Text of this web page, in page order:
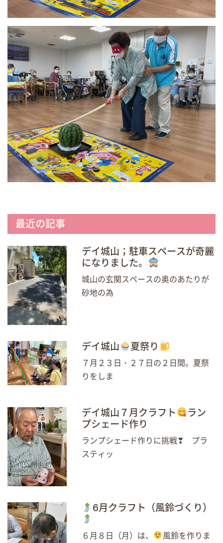
最近の記事
デイ城山；駐車スペースが奇麗
になりました。
城山の玄関スペースの奥のあたりが
砂地の為
デイ城山 夏祭り
７月２３日・２７日の２日間。夏祭
りをしま
デイ城山７月クラフト
ラン
プシェード作り
ランプシェード作りに挑戦❣ プラ
スティッ
6月クラフト（風鈴づくり）
６月８日（月）は、
風鈴を作りま